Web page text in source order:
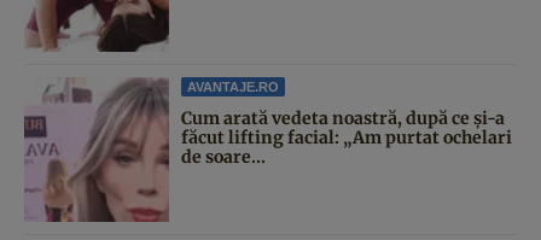
AVANTAJE.RO
Cum arată vedeta noastră, după ce și-a
făcut lifting facial: „Am purtat ochelari
de soare...